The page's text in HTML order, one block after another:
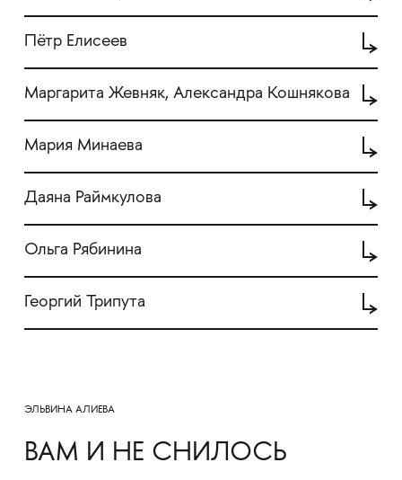
Пётр Елисеев
Маргарита Жевняк, Александра Кошнякова
Мария Минаева
Даяна Раймкулова
Ольга Рябинина
Георгий Трипута
ЭЛЬВИНА АЛИЕВА
ВАМ И НЕ СНИЛОСЬ